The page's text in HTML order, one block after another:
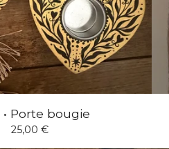
Porte bougie
25,00 €